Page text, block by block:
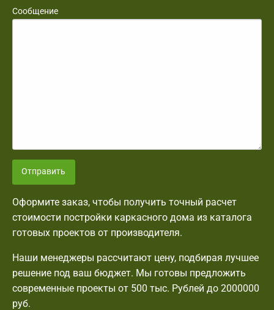
Сообщение
Отправить
Оформите заказ, чтобы получить точный расчет
стоимости постройки каркасного дома из каталога
готовых проектов от производителя.
Наши менеджеры рассчитают цену, подбирая лучшее
решение под ваш бюджет. Мы готовы предложить
современные проекты от 500 тыс. Рублей до 2000000
руб.